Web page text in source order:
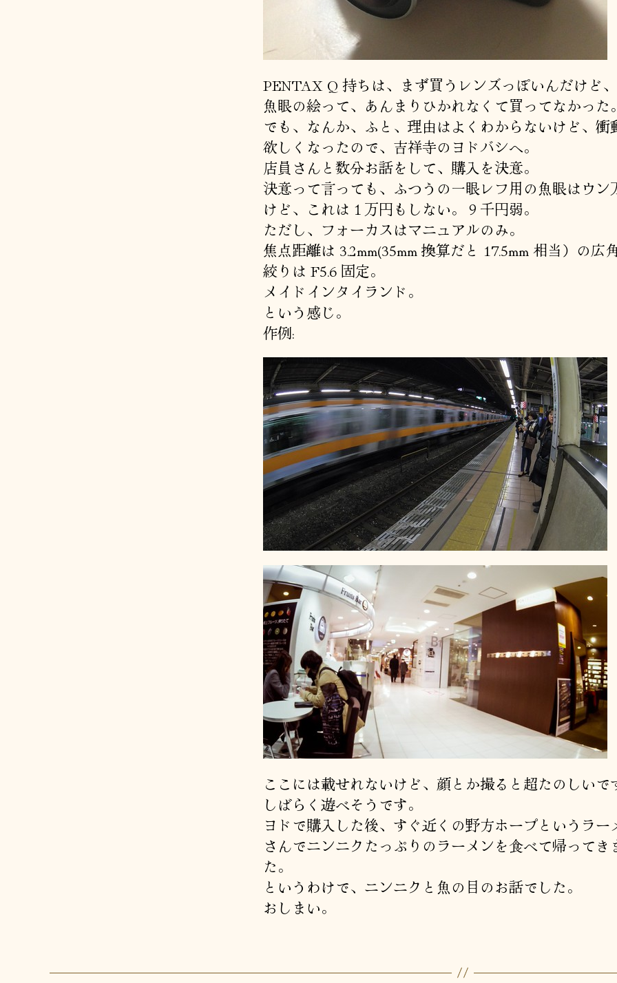
PENTAX Q 持ちは、まず買うレンズっぽいんだけど
魚眼の絵って、あんまりひかれなくて買ってなかった
でも、なんか、ふと、理由はよくわからないけど、衝
欲しくなったので、吉祥寺のヨドバシへ。
店員さんと数分お話をして、購入を決意。
決意って言っても、ふつうの一眼レフ用の魚眼はウン
けど、これは１万円もしない。９千円弱。
ただし、フォーカスはマニュアルのみ。
焦点距離は 3.2mm(35mm 換算だと 17.5mm 相当）の広
絞りは F5.6 固定。
メイドインタイランド。
という感じ。
作例:
ここには載せれないけど、顔とか撮ると超たのしいで
しばらく遊べそうです。
ヨドで購入した後、すぐ近くの野方ホープというラー
さんでニンニクたっぷりのラーメンを食べて帰ってき
た。
というわけで、ニンニクと魚の目のお話でした。
おしまい。